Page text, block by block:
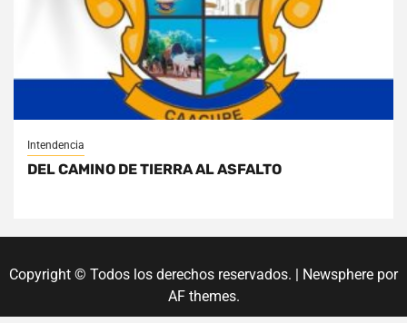
Intendencia
DEL CAMINO DE TIERRA AL ASFALTO
Copyright © Todos los derechos reservados. | Newsphere por
AF themes.